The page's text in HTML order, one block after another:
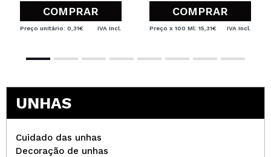
COMPRAR
Preço unitário: 0,31€ IVA Incl.
COMPRAR
Preço x 100 Ml: 15,31€ IVA Incl.
UNHAS
Cuidado das unhas
Decoração de unhas